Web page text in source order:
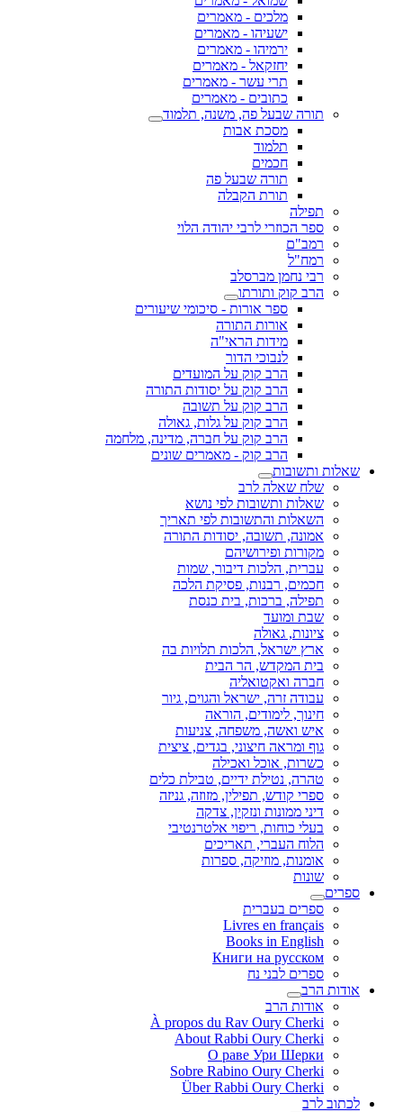
מלכים - מאמרים
ישעיהו - מאמרים
ירמיהו - מאמרים
יחזקאל - מאמרים
תרי עשר - מאמרים
כתובים - מאמרים
תורה שבעל פה, משנה, תלמוד
מסכת אבות
תלמוד
חכמים
תורה שבעל פה
תורת הקבלה
תפילה
ספר הכוזרי לרבי יהודה הלוי
רמב"ם
רמח"ל
רבי נחמן מברסלב
הרב קוק ותורתו
ספר אורות - סיכומי שיעורים
אורות התורה
מידות הראי"ה
לנבוכי הדור
הרב קוק על המועדים
הרב קוק על יסודות התורה
הרב קוק על תשובה
הרב קוק על גלות, גאולה
הרב קוק על חברה, מדינה, מלחמה
הרב קוק - מאמרים שונים
שאלות ותשובות
שלח שאלה לרב
שאלות ותשובות לפי נושא
השאלות והתשובות לפי תאריך
אמונה, תשובה, יסודות התורה
מקורות ופירושיהם
עברית, הלכות דיבור, שמות
חכמים, רבנות, פסיקת הלכה
תפילה, ברכות, בית כנסת
שבת ומועד
ציונות, גאולה
ארץ ישראל, הלכות תלויות בה
בית המקדש, הר הבית
חברה ואקטואליה
עבודה זרה, ישראל והגוים, גיור
חינוך, לימודים, הוראה
איש ואשה, משפחה, צניעות
גוף ומראה חיצוני, בגדים, ציצית
כשרות, אוכל ואכילה
טהרה, נטילת ידיים, טבילת כלים
ספרי קודש, תפילין, מזוזה, גניזה
דיני ממונות ונזקין, צדקה
בעלי כוחות, ריפוי אלטרנטיבי
הלוח העברי, תאריכים
אומנות, מוזיקה, ספרות
שונות
ספרים
ספרים בעברית
Livres en français
Books in English
Книги на русском
ספרים לבני נח
אודות הרב
אודות הרב
À propos du Rav Oury Cherki
About Rabbi Oury Cherki
О раве Ури Шерки
Sobre Rabino Oury Cherki
Über Rabbi Oury Cherki
לכתוב לרב